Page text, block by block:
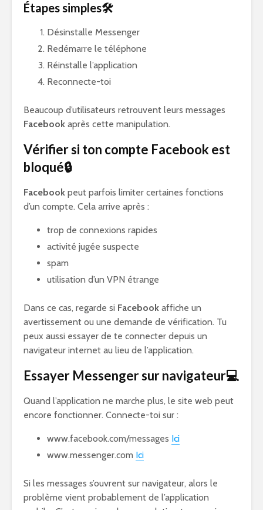
Étapes simples🛠️
Désinstalle Messenger
Redémarre le téléphone
Réinstalle l’application
Reconnecte-toi
Beaucoup d’utilisateurs retrouvent leurs messages
Facebook après cette manipulation.
Vérifier si ton compte Facebook est
bloqué🔒
Facebook peut parfois limiter certaines fonctions
d’un compte. Cela arrive après :
trop de connexions rapides
activité jugée suspecte
spam
utilisation d’un VPN étrange
Dans ce cas, regarde si Facebook affiche un
avertissement ou une demande de vérification. Tu
peux aussi essayer de te connecter depuis un
navigateur internet au lieu de l’application.
Essayer Messenger sur navigateur💻
Quand l’application ne marche plus, le site web peut
encore fonctionner. Connecte-toi sur :
www.facebook.com/messages Ici
www.messenger.com Ici
Si les messages s’ouvrent sur navigateur, alors le
problème vient probablement de l’application